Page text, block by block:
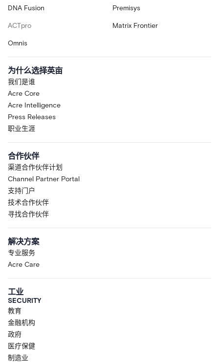
DNA Fusion Premisys
ACTpro Matrix Frontier
Omnis
为什么选择英亩
我们是谁
Acre Core
Acre Intelligence
Press Releases
职业生涯
合作伙伴
渠道合作伙伴计划
Channel Partner Portal
支持门户
技术合作伙伴
寻找合作伙伴
解决方案
专业服务
Acre Care
工业
SECURITY
教育
金融机构
政府
医疗保健
制造业